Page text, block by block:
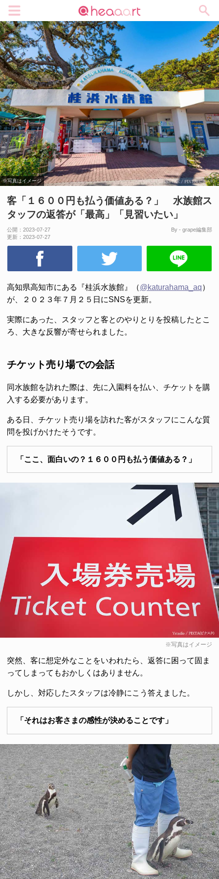
※写真はイメージ
客「１６００円も払う価値ある？」 水族館ス
タッフの返答が「最高」「見習いたい」
公開： 2023-07-27
更新： 2023-07-27
By - grape編集部
高知県高知市にある『桂浜水族館』（@katurahama_aq）
が、２０２３年７月２５日にSNSを更新。
実際にあった、スタッフと客とのやりとりを投稿したとこ
ろ、大きな反響が寄せられました。
チケット売り場での会話
同水族館を訪れた際は、先に入園料を払い、チケットを購
入する必要があります。
ある日、チケット売り場を訪れた客がスタッフにこんな質
問を投げかけたそうです。
「ここ、面白いの？１６００円も払う価値ある？」
※写真はイメージ
突然、客に想定外なことをいわれたら、返答に困って固ま
ってしまってもおかしくはありません。
しかし、対応したスタッフは冷静にこう答えました。
「それはお客さまの感性が決めることです」